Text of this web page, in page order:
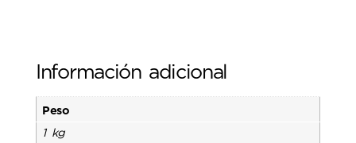
Información adicional
Peso
1 kg